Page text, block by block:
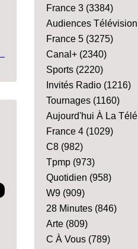
France 3 (3384)
Audiences Télévision
France 5 (3275)
Canal+ (2340)
Sports (2220)
Invités Radio (1216)
Tournages (1160)
Aujourd'hui À La Télé
France 4 (1029)
C8 (982)
Tpmp (973)
Quotidien (958)
W9 (909)
28 Minutes (846)
Arte (809)
C À Vous (789)